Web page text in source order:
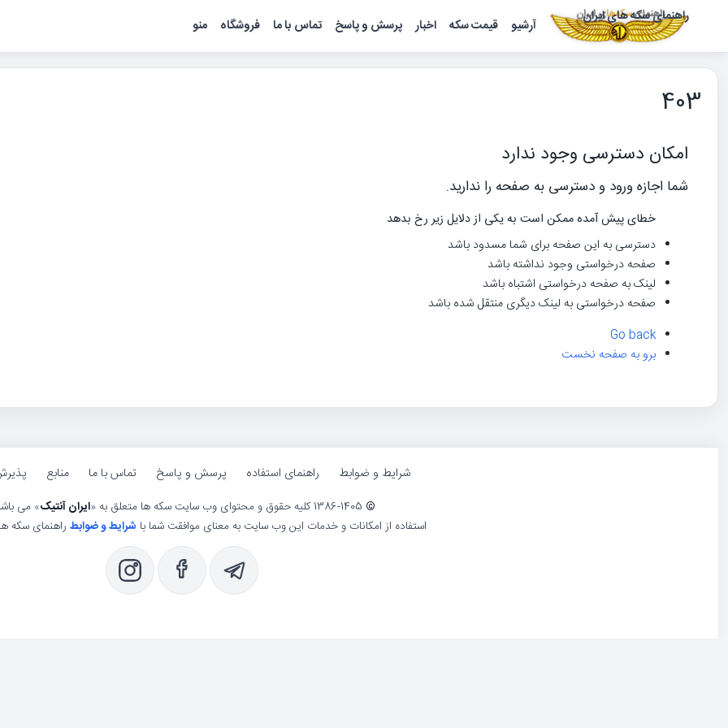
راهنمای سکه های ایران آرشیو قیمت سکه اخبار پرسش و پاسخ تماس با ما فروشگاه منو
403
امکان دسترسی وجود ندارد
شما اجازه ورود و دسترسی به صفحه را ندارید.
خطای پیش آمده ممکن است به یکی از دلایل زیر رخ بدهد
دسترسی به این صفحه برای شما مسدود باشد
صفحه درخواستی وجود نداشته باشد
لینک به صفحه درخواستی اشتباه باشد
صفحه درخواستی به لینک دیگری منتقل شده باشد
Go back
برو به صفحه نخست
شرایط و ضوابط راهنمای استفاده پرسش و پاسخ تماس با ما منابع
© ایران آنتیک» می
استفاده از امکانات و خدمات این وب سایت به معنای موافقت شما با شرایط و ضوابط راهنمای سکه